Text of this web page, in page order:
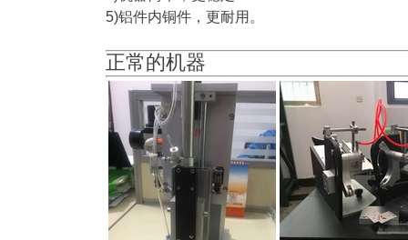
5)铝件内铜件，更耐用。
正常的机器